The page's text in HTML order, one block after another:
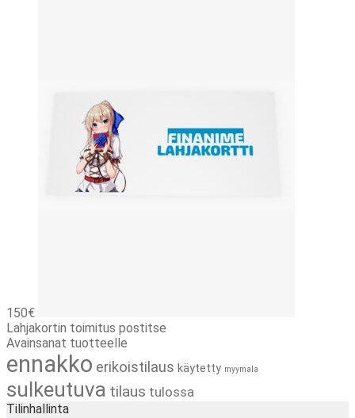
150€
Lahjakortin toimitus postitse
Avainsanat tuotteelle
ennakko erikoistilaus käytetty myymala
sulkeutuva tilaus tulossa
Tilinhallinta